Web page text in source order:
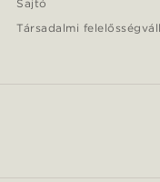
Sajtó
Társadalmi